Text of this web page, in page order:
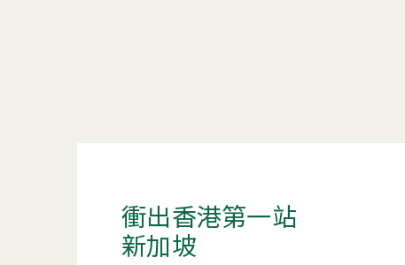
衝出香港第一站
新加坡